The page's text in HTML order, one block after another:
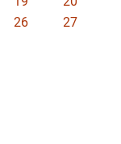
26
27